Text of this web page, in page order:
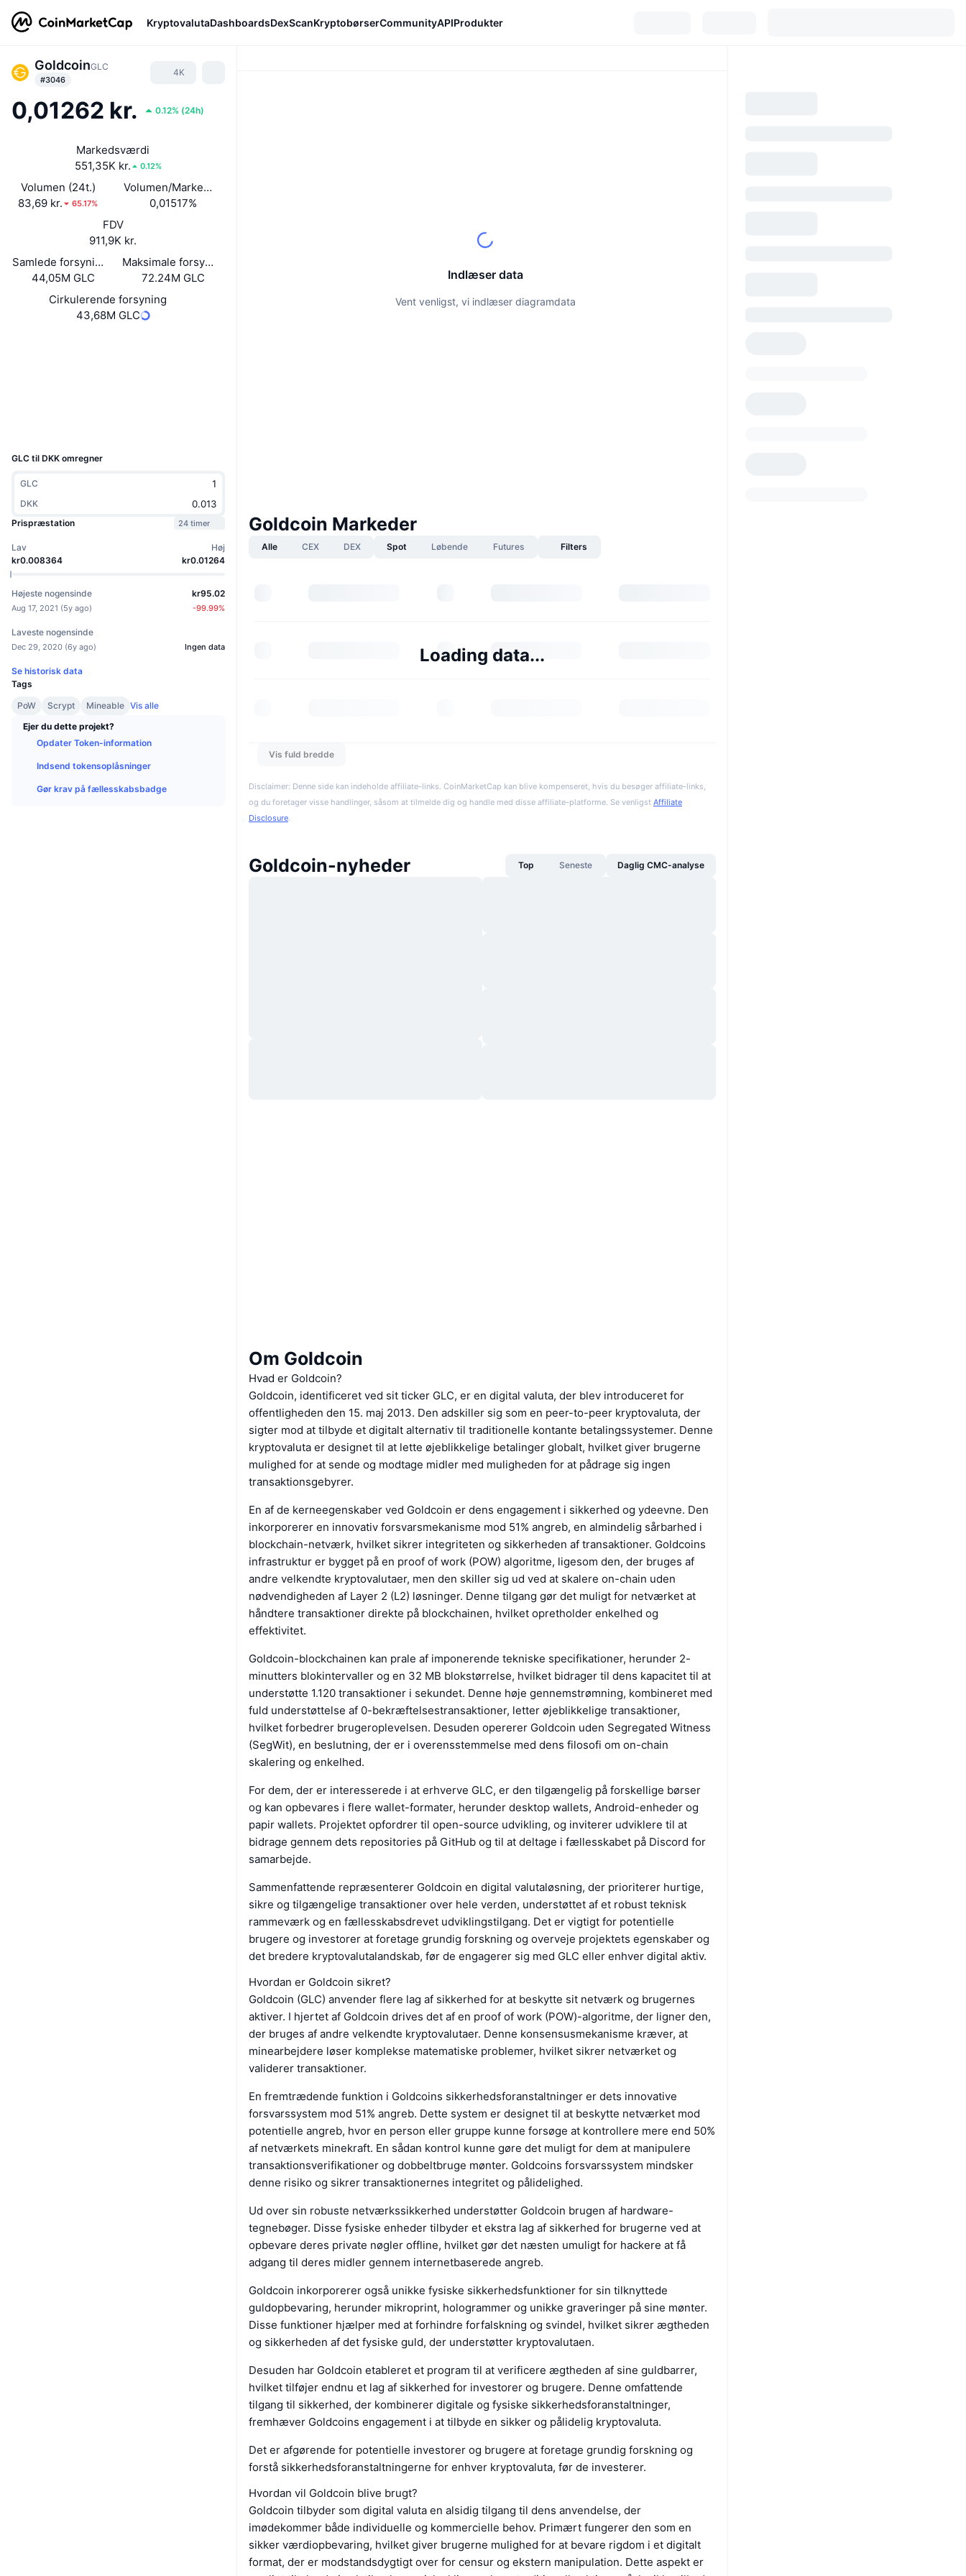
KryptovalutaDashboardsDexScanKryptobørserCommunityAPIProdukter
GoldcoinGLC
#3046
4K
0,01262 kr. 0.12% (24h)
Markedsværdi
551,35K kr.
0.12%
Volumen (24t.)
83,69 kr.
65.17%
Volumen/Markedsværdi (24 timer)
0,01517%
FDV
911,9K kr.
Samlede forsyning
44,05M GLC
Maksimale forsyning
72.24M GLC
Cirkulerende forsyning
43,68M GLC
GLC til DKK omregner
GLC
DKK
Prispræstation
24 timer
Lav
kr0.008364
Høj
kr0.01264
Højeste nogensinde
Aug 17, 2021 (5y ago)
kr95.02
-99.99%
Laveste nogensinde
Dec 29, 2020 (6y ago) Ingen data
Se historisk data
Tags
PoW
Scrypt Mineable Vis alle
Ejer du dette projekt?
Opdater Token-information
Indsend tokensoplåsninger
Gør krav på fællesskabsbadge
Indlæser data
Vent venligst, vi indlæser diagramdata
Goldcoin Markeder
Alle CEX DEX Spot Løbende Futures Filters
Loading data...
Vis fuld bredde
Disclaimer: Denne side kan indeholde affiliate-links. CoinMarketCap kan blive kompenseret, hvis du besøger affiliate-links,
og du foretager visse handlinger, såsom at tilmelde dig og handle med disse affiliate-platforme. Se venligst Affiliate
Disclosure.
Goldcoin-nyheder Top Seneste Daglig CMC-analyse
Om Goldcoin
Hvad er Goldcoin?
Goldcoin, identificeret ved sit ticker GLC, er en digital valuta, der blev introduceret for
offentligheden den 15. maj 2013. Den adskiller sig som en peer-to-peer kryptovaluta, der
sigter mod at tilbyde et digitalt alternativ til traditionelle kontante betalingssystemer. Denne
kryptovaluta er designet til at lette øjeblikkelige betalinger globalt, hvilket giver brugerne
mulighed for at sende og modtage midler med muligheden for at pådrage sig ingen
transaktionsgebyrer.
En af de kerneegenskaber ved Goldcoin er dens engagement i sikkerhed og ydeevne. Den
inkorporerer en innovativ forsvarsmekanisme mod 51% angreb, en almindelig sårbarhed i
blockchain-netværk, hvilket sikrer integriteten og sikkerheden af transaktioner. Goldcoins
infrastruktur er bygget på en proof of work (POW) algoritme, ligesom den, der bruges af
andre velkendte kryptovalutaer, men den skiller sig ud ved at skalere on-chain uden
nødvendigheden af Layer 2 (L2) løsninger. Denne tilgang gør det muligt for netværket at
håndtere transaktioner direkte på blockchainen, hvilket opretholder enkelhed og
effektivitet.
Goldcoin-blockchainen kan prale af imponerende tekniske specifikationer, herunder 2-
minutters blokintervaller og en 32 MB blokstørrelse, hvilket bidrager til dens kapacitet til at
understøtte 1.120 transaktioner i sekundet. Denne høje gennemstrømning, kombineret med
fuld understøttelse af 0-bekræftelsestransaktioner, letter øjeblikkelige transaktioner,
hvilket forbedrer brugeroplevelsen. Desuden opererer Goldcoin uden Segregated Witness
(SegWit), en beslutning, der er i overensstemmelse med dens filosofi om on-chain
skalering og enkelhed.
For dem, der er interesserede i at erhverve GLC, er den tilgængelig på forskellige børser
og kan opbevares i flere wallet-formater, herunder desktop wallets, Android-enheder og
papir wallets. Projektet opfordrer til open-source udvikling, og inviterer udviklere til at
bidrage gennem dets repositories på GitHub og til at deltage i fællesskabet på Discord for
samarbejde.
Sammenfattende repræsenterer Goldcoin en digital valutaløsning, der prioriterer hurtige,
sikre og tilgængelige transaktioner over hele verden, understøttet af et robust teknisk
rammeværk og en fællesskabsdrevet udviklingstilgang. Det er vigtigt for potentielle
brugere og investorer at foretage grundig forskning og overveje projektets egenskaber og
det bredere kryptovalutalandskab, før de engagerer sig med GLC eller enhver digital aktiv.
Hvordan er Goldcoin sikret?
Goldcoin (GLC) anvender flere lag af sikkerhed for at beskytte sit netværk og brugernes
aktiver. I hjertet af Goldcoin drives det af en proof of work (POW)-algoritme, der ligner den,
der bruges af andre velkendte kryptovalutaer. Denne konsensusmekanisme kræver, at
minearbejdere løser komplekse matematiske problemer, hvilket sikrer netværket og
validerer transaktioner.
En fremtrædende funktion i Goldcoins sikkerhedsforanstaltninger er dets innovative
forsvarssystem mod 51% angreb. Dette system er designet til at beskytte netværket mod
potentielle angreb, hvor en person eller gruppe kunne forsøge at kontrollere mere end 50%
af netværkets minekraft. En sådan kontrol kunne gøre det muligt for dem at manipulere
transaktionsverifikationer og dobbeltbruge mønter. Goldcoins forsvarssystem mindsker
denne risiko og sikrer transaktionernes integritet og pålidelighed.
Ud over sin robuste netværkssikkerhed understøtter Goldcoin brugen af hardware-
tegnebøger. Disse fysiske enheder tilbyder et ekstra lag af sikkerhed for brugerne ved at
opbevare deres private nøgler offline, hvilket gør det næsten umuligt for hackere at få
adgang til deres midler gennem internetbaserede angreb.
Goldcoin inkorporerer også unikke fysiske sikkerhedsfunktioner for sin tilknyttede
guldopbevaring, herunder mikroprint, hologrammer og unikke graveringer på sine mønter.
Disse funktioner hjælper med at forhindre forfalskning og svindel, hvilket sikrer ægtheden
og sikkerheden af det fysiske guld, der understøtter kryptovalutaen.
Desuden har Goldcoin etableret et program til at verificere ægtheden af sine guldbarrer,
hvilket tilføjer endnu et lag af sikkerhed for investorer og brugere. Denne omfattende
tilgang til sikkerhed, der kombinerer digitale og fysiske sikkerhedsforanstaltninger,
fremhæver Goldcoins engagement i at tilbyde en sikker og pålidelig kryptovaluta.
Det er afgørende for potentielle investorer og brugere at foretage grundig forskning og
forstå sikkerhedsforanstaltningerne for enhver kryptovaluta, før de investerer.
Hvordan vil Goldcoin blive brugt?
Goldcoin tilbyder som digital valuta en alsidig tilgang til dens anvendelse, der
imødekommer både individuelle og kommercielle behov. Primært fungerer den som en
sikker værdiopbevaring, hvilket giver brugerne mulighed for at bevare rigdom i et digitalt
format, der er modstandsdygtigt over for censur og ekstern manipulation. Dette aspekt er